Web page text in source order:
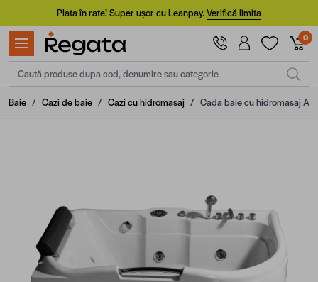
Mergi la ConținutPlata în rate! Super ușor cu Leanpay.Verifică limita
0
Caută produse dupa cod, denumire sau categorie
Baie / Cazi de baie / Cazi cu hidromasaj / Cada baie cu hidromasaj